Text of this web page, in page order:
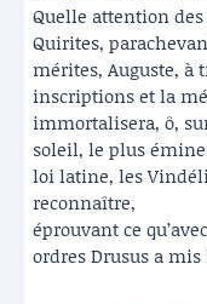
Quelle attention
Quirites,
mérites, Auguste, à
inscriptions et la
immortalisera, ô,
soleil, le plus
loi latine, les
reconnaître,
éprouvant ce
ordres Drusus a